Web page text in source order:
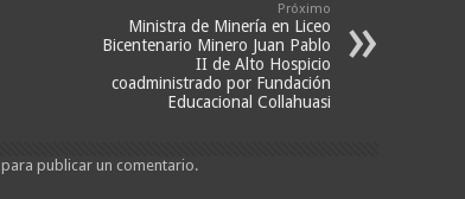
Próximo
Ministra de Minería en Liceo
Bicentenario Minero Juan Pablo
II de Alto Hospicio
coadministrado por Fundación
Educacional Collahuasi
para publicar un comentario.